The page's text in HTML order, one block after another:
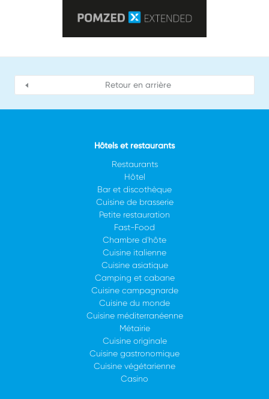
Retour en arrière
Hôtels et restaurants
Restaurants
Hôtel
Bar et discothèque
Cuisine de brasserie
Petite restauration
Fast-Food
Chambre d'hôte
Cuisine italienne
Cuisine asiatique
Camping et cabane
Cuisine campagnarde
Cuisine du monde
Cuisine méditerranéenne
Métairie
Cuisine originale
Cuisine gastronomique
Cuisine végétarienne
Casino